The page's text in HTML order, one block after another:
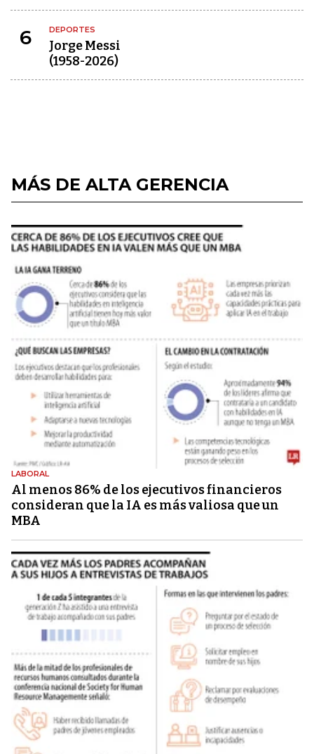
6 DEPORTES
Jorge Messi
(1958-2026)
MÁS DE ALTA GERENCIA
LABORAL
Al menos 86% de los ejecutivos financieros
consideran que la IA es más valiosa que un
MBA